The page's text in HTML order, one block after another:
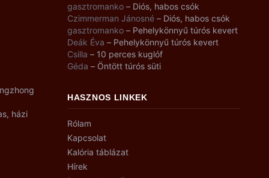
házi
gasztromanko – Diós, habos csók
Czimmerman Jánosné – Diós, habos csók
gasztromanko – Pehelykönnyű túrós kevert
Deák Éva – Pehelykönnyű túrós kevert
Csilla – 10 perces kuglóf
Géda – Öntött túrós süti
HASZNOS LINKEK
Rólam
Kapcsolat
Kalória táblázat
Hírek